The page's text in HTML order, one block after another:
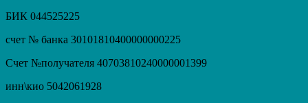
БИК 044525225
счет № банка 30101810400000000225
Счет №получателя 40703810240000001399
инн\кио 5042061928